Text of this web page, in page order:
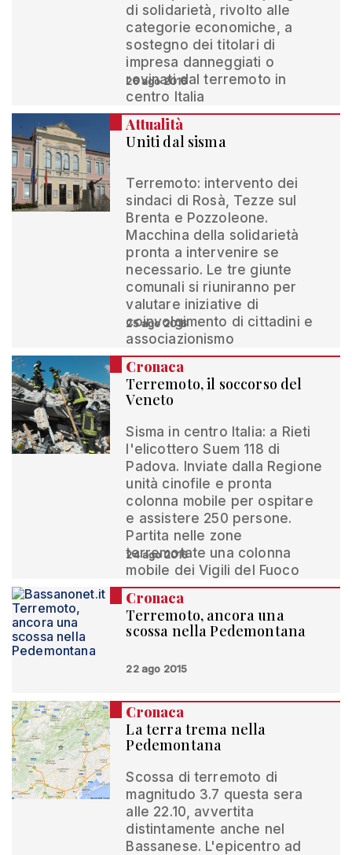
di solidarietà, rivolto alle
categorie economiche, a
sostegno dei titolari di
impresa danneggiati o
rovinati dal terremoto in
centro Italia
26 ago 2016
Attualità
Uniti dal sisma
Terremoto: intervento dei
sindaci di Rosà, Tezze sul
Brenta e Pozzoleone.
Macchina della solidarietà
pronta a intervenire se
necessario. Le tre giunte
comunali si riuniranno per
valutare iniziative di
coinvolgimento di cittadini e
associazionismo
25 ago 2016
Cronaca
Terremoto, il soccorso del
Veneto
Sisma in centro Italia: a Rieti
l'elicottero Suem 118 di
Padova. Inviate dalla Regione
unità cinofile e pronta
colonna mobile per ospitare
e assistere 250 persone.
Partita nelle zone
terremotate una colonna
mobile dei Vigili del Fuoco
24 ago 2016
Cronaca
Terremoto, ancora una
scossa nella Pedemontana
22 ago 2015
Cronaca
La terra trema nella
Pedemontana
Scossa di terremoto di
magnitudo 3.7 questa sera
alle 22.10, avvertita
distintamente anche nel
Bassanese. L'epicentro ad